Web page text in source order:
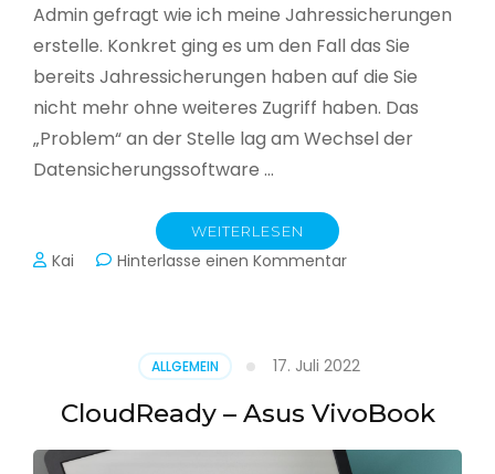
Admin gefragt wie ich meine Jahressicherungen
erstelle. Konkret ging es um den Fall das Sie
bereits Jahressicherungen haben auf die Sie
nicht mehr ohne weiteres Zugriff haben. Das
„Problem“ an der Stelle lag am Wechsel der
Datensicherungssoftware …
WEITERLESEN
Kai Hinterlasse einen Kommentarzu
Jahressicherung
ALLGEMEIN 17. Juli 2022
CloudReady – Asus VivoBook